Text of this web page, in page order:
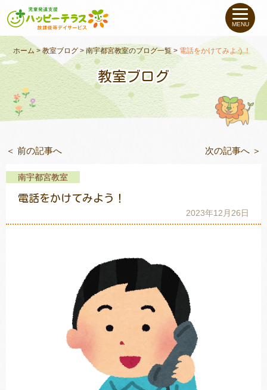
私たちについて
未就学のお子さま（０〜６才）
小学生〜高校生のお子さま
支援事例
教室一覧
DIDIM
MENU
ホーム >教室ブログ>南宇都宮教室のブログ一覧> 電話をかけてみよう！
教室ブログ
＜ 前の記事へ 次の記事へ ＞
南宇都宮教室
電話をかけてみよう！
2023年12月26日